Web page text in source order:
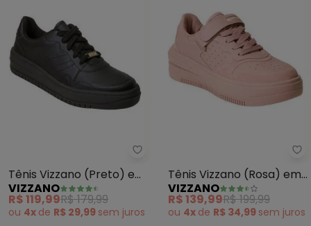
Vizzano - Tênis Vizzano
Tênis Vizzano (Preto) em
Sintético
VIZZANO
R$ 119,99R$ 179,99
ou 4x de R$ 29,99 sem juros
Tênis Vizzano (Rosa) em
Sintético
VIZZANO
R$ 139,99R$ 199,99
ou 4x de R$ 34,99 sem juros